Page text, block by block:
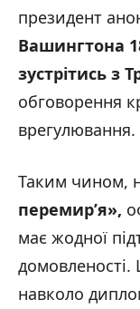
президент
Вашингтона
зустрітись з
обговорення
врегулювання.
Таким чином,
перемир’я»,
має жодної
домовленості.
навколо